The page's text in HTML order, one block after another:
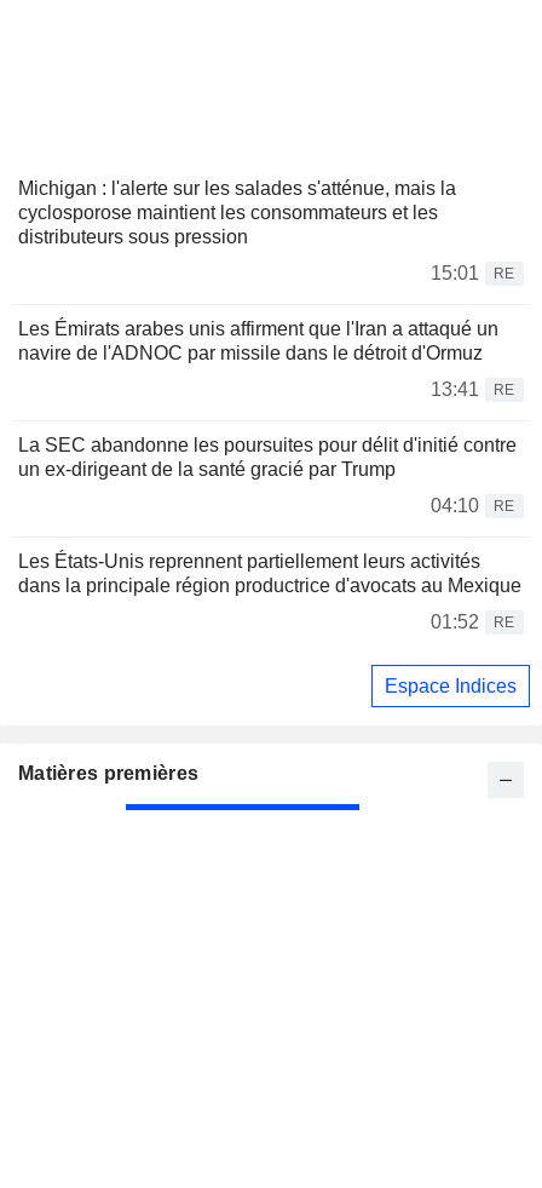
Michigan : l'alerte sur les salades s'atténue, mais la
cyclosporose maintient les consommateurs et les
distributeurs sous pression
15:01
RE
Les Émirats arabes unis affirment que l'Iran a attaqué un
navire de l'ADNOC par missile dans le détroit d'Ormuz
13:41
RE
La SEC abandonne les poursuites pour délit d'initié contre
un ex-dirigeant de la santé gracié par Trump
04:10
RE
Les États-Unis reprennent partiellement leurs activités
dans la principale région productrice d'avocats au Mexique
01:52
RE
Espace Indices
Matières premières